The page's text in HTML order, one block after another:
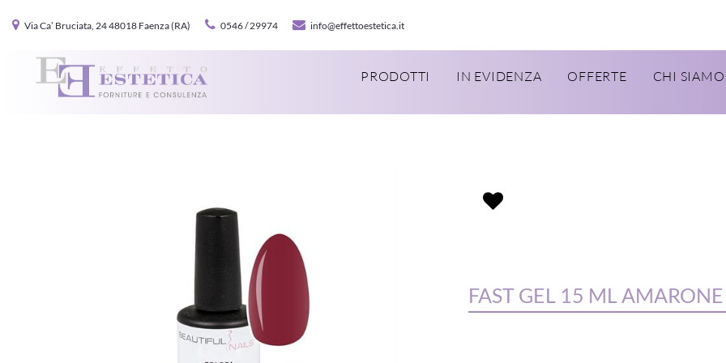
Via Ca’ Bruciata, 24 48018 Faenza (RA) 0546 / 29974 info@effettoestetica.it
PRODOTTI IN EVIDENZA OFFERTE CHI SIAMO
FAST GEL 15 ML AMARONE